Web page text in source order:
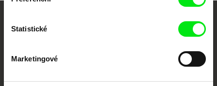
Statistické
Marketingové
každý týden